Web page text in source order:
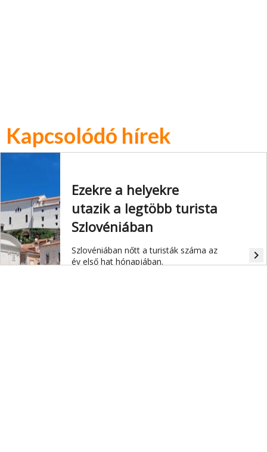
Kapcsolódó hírek
Ezekre a helyekre
utazik a legtöbb turista
Szlovéniában
Szlovéniában nőtt a turisták száma az
év első hat hónapjában.
navigate_next